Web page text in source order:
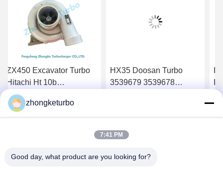
ZX450 Excavator Turbo
Hitachi Ht 10b
Turbocharger RHC92
VA300018 C92CND-
S0018B
Ottieni il miglior prezzo
HX35 Doosan Turbo
3539679 3539678
Develon DH220 DX225
zhongketurbo
7:41 PM
Good day, what product are you looking for?